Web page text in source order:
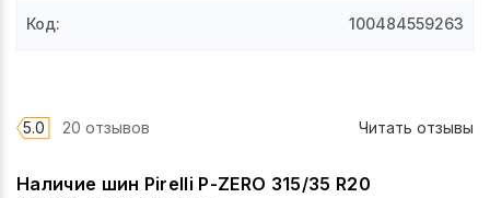
Наличие шин Pirelli P-ZERO 315/35 R20
Код: 100484559263
5.0 20 отзывов Читать отзывы